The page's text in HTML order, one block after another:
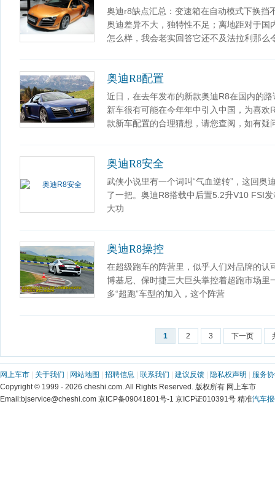
奥迪r8缺点汇总：变速箱在自动模式下换挡
奥迪差异不大，独特性不足；离地距对于
怎么样，我会老实回答它还不及法拉利那么
奥迪R8配置
近日，在去年发布的新款奥迪R8在国内的
新车很有可能在今年年中引入中国，为喜
款新车配置的合理猜想，请您查阅，如有疑
奥迪R8安全
武侠小说里有一个词叫“气血逆转”，这回奥
了一把。奥迪R8搭载中后置5.2升V10 FSI
大功
奥迪R8操控
在超级跑车的阵营里，似乎人们对品牌的
博基尼、保时捷三大巨头掌控着超跑市场
多“超跑”车型的加入，这个阵营
1 2 3 下一页
网上车市 关于我们 网站地图 招聘信息 联系我们 建议反馈 隐私权声明
服务
Copyright © 1999 - 2026 cheshi.com. All Rights Reserved. 版权所有 网上车市
Email:bjservice@cheshi.com 京ICP备09041801号-1 京ICP证010391号 精准汽车